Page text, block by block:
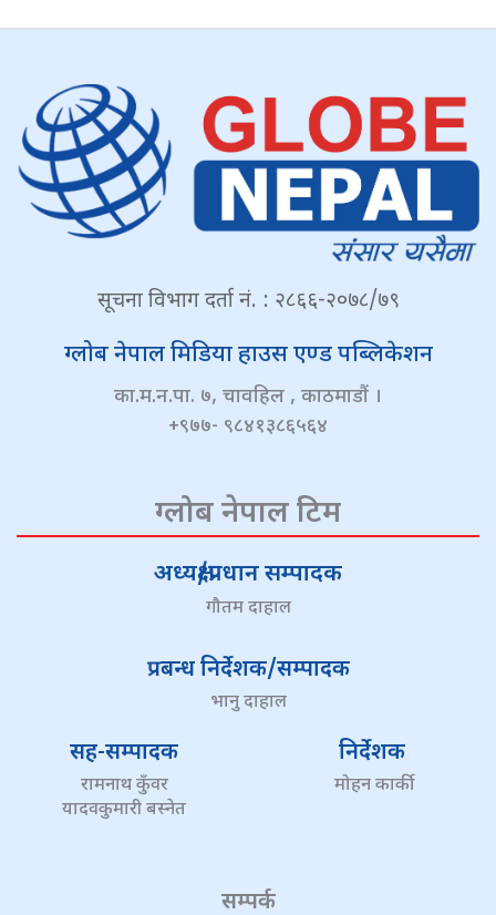
सूचना विभाग दर्ता नं. : २८६६-२०७८/७९
ग्लोब नेपाल मिडिया हाउस एण्ड पब्लिकेशन
का.म.न.पा. ७, चावहिल , काठमाडौं ।
+९७७- ९८४१३८६५६४
ग्लोब नेपाल टिम
अध्यक्ष/प्रधान सम्पादक
गौतम दाहाल
प्रबन्ध निर्देशक/सम्पादक
भानु दाहाल
सह-सम्पादक
रामनाथ कुँवर
यादवकुमारी बस्नेत
निर्देशक
मोहन कार्की
सम्पर्क